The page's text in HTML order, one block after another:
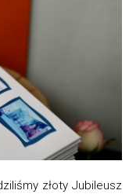
złoty Jubileusz